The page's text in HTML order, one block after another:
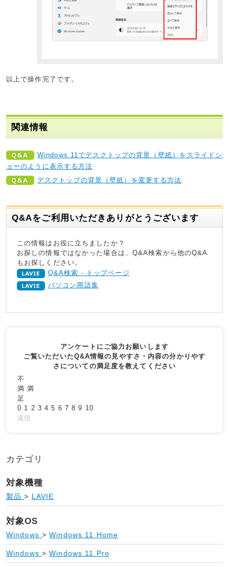
以上で操作完了です。
関連情報
Windows 11でデスクトップの背景（壁紙）をスライドシ
ョーのように表示する方法
デスクトップの背景（壁紙）を変更する方法
Q&Aをご利用いただきありがとうございます
この情報はお役に立ちましたか？
お探しの情報ではなかった場合は、Q&A検索から他のQ&A
もお探しください。
Q&A検索 - トップページ
パソコン用語集
アンケートにご協力お願いします
ご覧いただいたQ&A情報の見やすさ・内容の分かりやす
さについての満足度を教えてください
不
満 満
足
0 1 2 3 4 5 6 7 8 9 10
送信
カテゴリ
対象機種
製品 > LAVIE
対象OS
Windows > Windows 11 Home
Windows > Windows 11 Pro